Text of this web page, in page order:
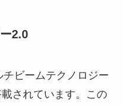
2.0
ビームテクノロジー
されています。この